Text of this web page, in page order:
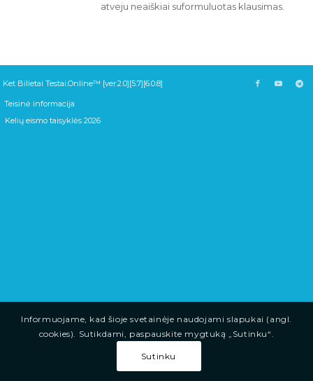
atveju neaiškiai suformuluotas klausimas.
Ket Bilietai Testai.Online™ [ver.2.0][5.7][6.0.8]
Teisinė informacija
Kelių eismo taisyklės 2026
Informuojame, kad šioje svetainėje naudojami slapukai (angl.
cookies). Sutikdami, paspauskite mygtuką „Sutinku“.
Sutinku